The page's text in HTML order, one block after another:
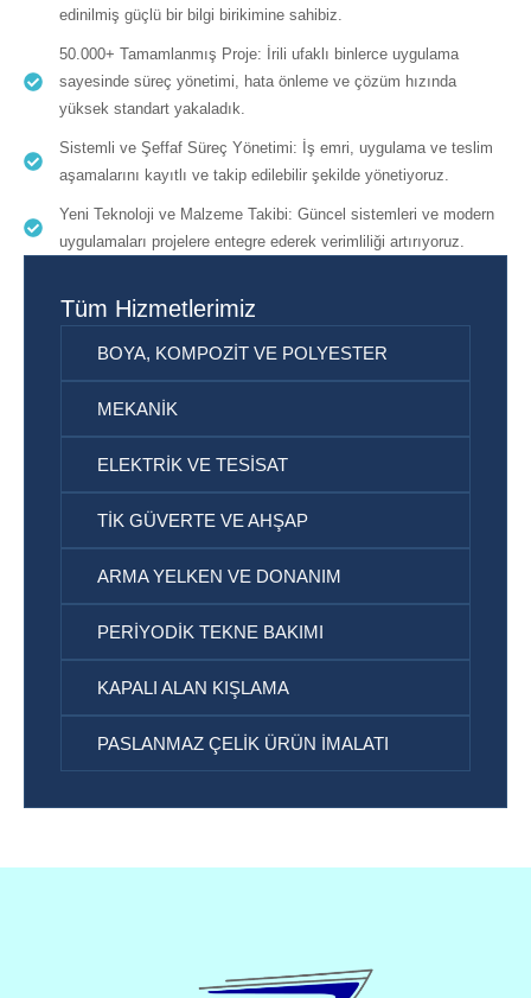
Tüm Hizmetlerimiz
BOYA, KOMPOZIT VE POLYESTER
MEKANIK
ELEKTRIK VE TESISAT
TIK GÜVERTE VE AHŞAP
ARMA YELKEN VE DONANIM
PERIYODIK TEKNE BAKIMI
KAPALI ALAN KIŞLAMA
PASLANMAZ ÇELIK ÜRÜN IMALATI
edinilmiş güçlü bir bilgi birikimine sahibiz.
50.000+ Tamamlanmış Proje: İrili ufaklı binlerce uygulama
sayesinde süreç yönetimi, hata önleme ve çözüm hızında
yüksek standart yakaladık.
Sistemli ve Şeffaf Süreç Yönetimi: İş emri, uygulama ve teslim
aşamalarını kayıtlı ve takip edilebilir şekilde yönetiyoruz.
Yeni Teknoloji ve Malzeme Takibi: Güncel sistemleri ve modern
uygulamaları projelere entegre ederek verimliliği artırıyoruz.